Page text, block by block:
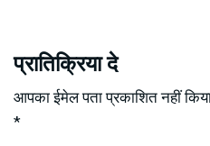
प्रातिक्रिया दे
आपका ईमेल पता प्रकाशित नहीं
*